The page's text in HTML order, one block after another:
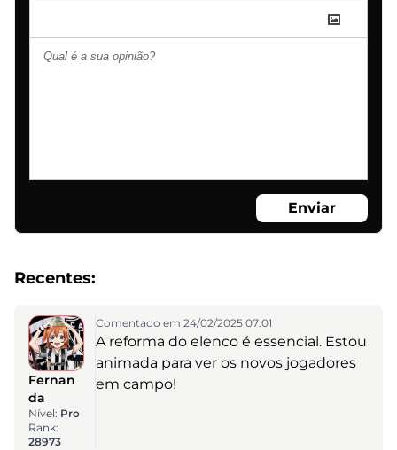
Enviar
Recentes:
Fernan
da
Nível: Pro
Rank:
28973
Comentado em 24/02/2025 07:01
A reforma do elenco é essencial. Estou
animada para ver os novos jogadores
em campo!